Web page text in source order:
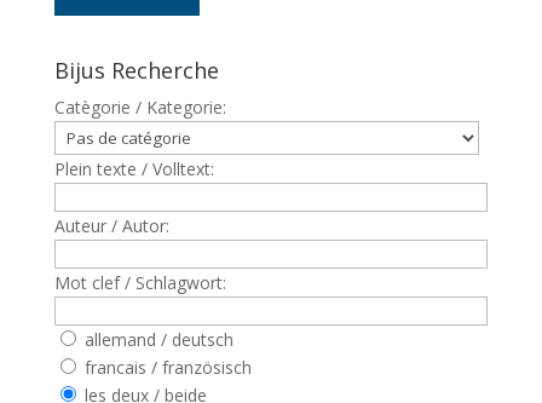
Bijus Recherche
Catègorie / Kategorie:
Plein texte / Volltext:
Auteur / Autor:
Mot clef / Schlagwort:
allemand / deutsch
francais / französisch
les deux / beide